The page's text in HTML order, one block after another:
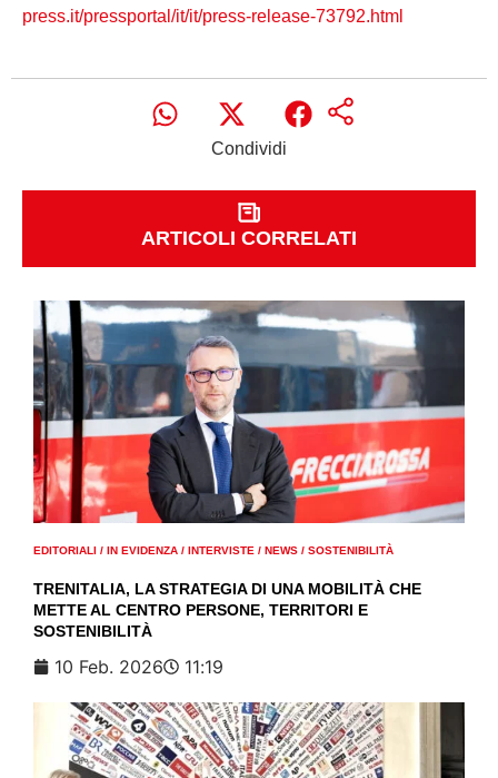
press.it/pressportal/it/it/press-release-73792.html
Condividi
ARTICOLI CORRELATI
EDITORIALI / IN EVIDENZA / INTERVISTE / NEWS / SOSTENIBILITÀ
TRENITALIA, LA STRATEGIA DI UNA MOBILITÀ CHE
METTE AL CENTRO PERSONE, TERRITORI E
SOSTENIBILITÀ
10 Feb. 2026 11:19